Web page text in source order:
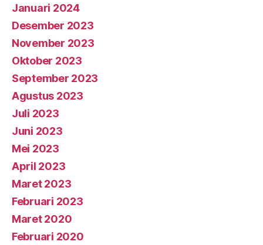
Januari 2024
Desember 2023
November 2023
Oktober 2023
September 2023
Agustus 2023
Juli 2023
Juni 2023
Mei 2023
April 2023
Maret 2023
Februari 2023
Maret 2020
Februari 2020